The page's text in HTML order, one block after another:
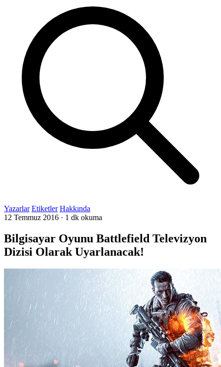
Yazarlar Etiketler Hakkında
12 Temmuz 2016 · 1 dk okuma
Bilgisayar Oyunu Battlefield Televizyon
Dizisi Olarak Uyarlanacak!